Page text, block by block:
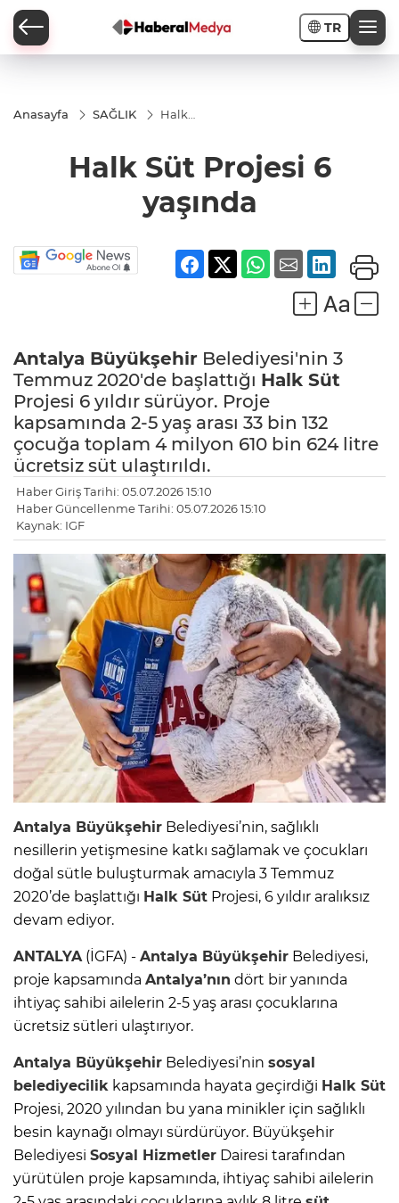
TR
Anasayfa SAĞLIK
Halk
6
yaşında
Halk Süt Projesi 6
yaşında
Antalya Büyükşehir Belediyesi'nin 3
Temmuz 2020'de başlattığı Halk Süt
Projesi 6 yıldır sürüyor. Proje
kapsamında 2-5 yaş arası 33 bin 132
çocuğa toplam 4 milyon 610 bin 624 litre
ücretsiz süt ulaştırıldı.
Haber Giriş Tarihi: 05.07.2026 15:10
Haber Güncellenme Tarihi: 05.07.2026 15:10
Kaynak: IGF
Antalya Büyükşehir Belediyesi’nin, sağlıklı
nesillerin yetişmesine katkı sağlamak ve çocukları
doğal sütle buluşturmak amacıyla 3 Temmuz
2020’de başlattığı Halk Süt Projesi, 6 yıldır aralıksız
devam ediyor.
ANTALYA(İGFA) - Antalya Büyükşehir Belediyesi,
proje kapsamında Antalya’nın dört bir yanında
ihtiyaç sahibi ailelerin 2-5 yaş arası çocuklarına
ücretsiz sütleri ulaştırıyor.
Antalya Büyükşehir Belediyesi’nin sosyal
belediyecilik kapsamında hayata geçirdiği Halk Süt
Projesi, 2020 yılından bu yana minikler için sağlıklı
besin kaynağı olmayı sürdürüyor. Büyükşehir
Belediyesi Sosyal Hizmetler Dairesi tarafından
yürütülen proje kapsamında, ihtiyaç sahibi ailelerin